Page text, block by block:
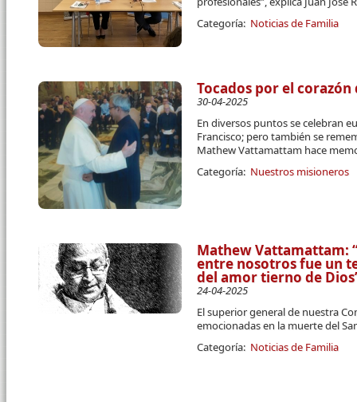
Categoría: Noticias de Familia
Tocados por el
30-04-2025
En diversos puntos se celebran
Francisco; pero también se
Mathew Vattamattam hace
Categoría: Nuestros misioneros
Mathew Vattamattam:
entre nosotros fue un
del amor tierno de
24-04-2025
El superior general de nuestra
emocionadas en la muerte del
Categoría: Noticias de Familia